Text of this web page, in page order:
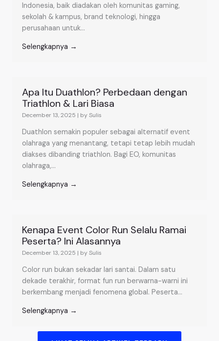
Indonesia, baik diadakan oleh komunitas gaming,
sekolah & kampus, brand teknologi, hingga
perusahaan untuk...
Selengkapnya →
Apa Itu Duathlon? Perbedaan dengan
Triathlon & Lari Biasa
December 13, 2025 | by Sulis
Duathlon semakin populer sebagai alternatif event
olahraga yang menantang, tetapi tetap lebih mudah
diakses dibanding triathlon. Bagi EO, komunitas
olahraga,...
Selengkapnya →
Kenapa Event Color Run Selalu Ramai
Peserta? Ini Alasannya
December 13, 2025 | by Sulis
Color run bukan sekadar lari santai. Dalam satu
dekade terakhir, format fun run berwarna-warni ini
berkembang menjadi fenomena global. Peserta...
Selengkapnya →